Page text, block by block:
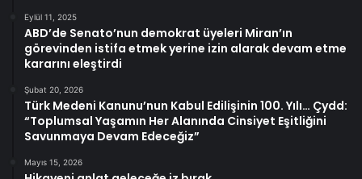
Eylül 11, 2025
ABD’de Senato’nun demokrat üyeleri Miran’ın
görevinden istifa etmek yerine izin alarak devam etme
kararını eleştirdi
Şubat 20, 2026
Türk Medeni Kanunu’nun Kabul Edilişinin 100. Yılı… Çydd:
“Toplumsal Yaşamın Her Alanında Cinsiyet Eşitliğini
Savunmaya Devam Edeceğiz”
Mayıs 15, 2026